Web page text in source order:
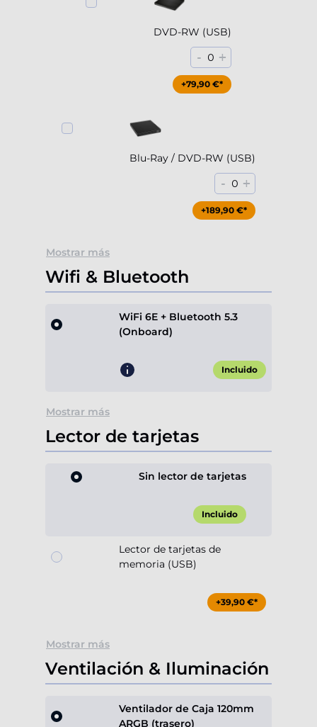
DVD-RW (USB)
- 0 +
+79,90 €*
Blu-Ray / DVD-RW (USB)
- 0 +
+189,90 €*
Mostrar más
Wifi & Bluetooth
WiFi 6E + Bluetooth 5.3
(Onboard)
Incluido
Mostrar más
Lector de tarjetas
Sin lector de tarjetas
Incluido
Lector de tarjetas de
memoria (USB)
+39,90 €*
Mostrar más
Ventilación & Iluminación
Ventilador de Caja 120mm
ARGB (trasero)